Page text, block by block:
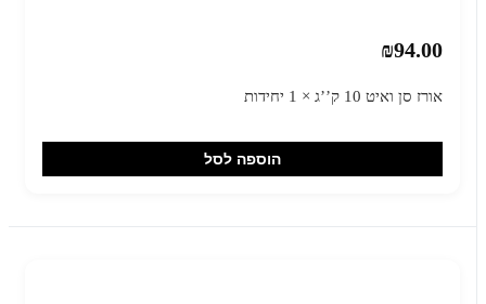
₪94.00
אורז סן ואיט 10 ק’’ג × 1 יחידות
הוספה לסל